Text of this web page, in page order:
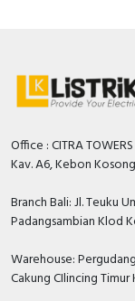
Mennekes,
Bradley, Sunfree,
Alpha, Selis,
B&D
karena semua
asli, bergaransi
dan informasi
atau marketing
Office : CITRA
Kav. A6, Kebon
Branch Bali: Jl. Teuku
Padangsambian Klod
Warehouse:
Cakung CIlincing Timur